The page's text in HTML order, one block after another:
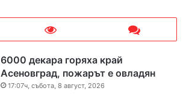
6000 декара горяха край
Асеновград, пожарът е овладян
17:07ч, събота, 8 август, 2026